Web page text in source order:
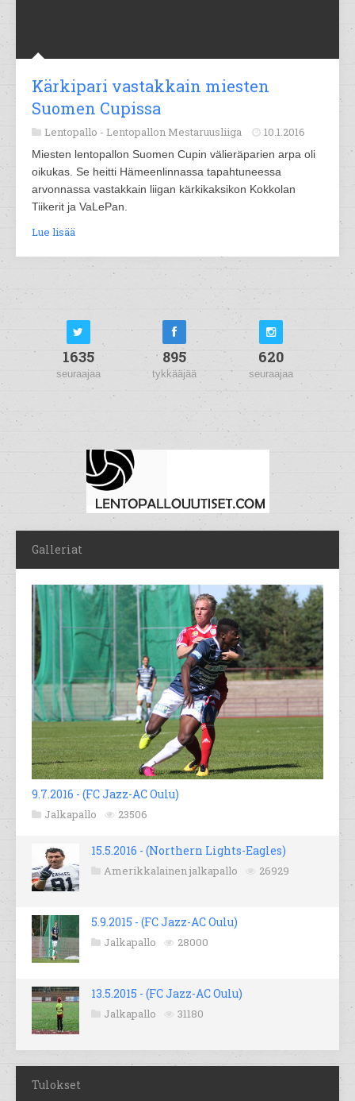
Kärkipari vastakkain miesten
Suomen Cupissa
Lentopallo - Lentopallon Mestaruusliiga 10.1.2016
Miesten lentopallon Suomen Cupin välieräparien arpa oli
oikukas. Se heitti Hämeenlinnassa tapahtuneessa
arvonnassa vastakkain liigan kärkikaksikon Kokkolan
Tiikerit ja VaLePan.
Lue lisää
1635
seuraajaa
895
tykkääjää
620
seuraajaa
Galleriat
9.7.2016 - (FC Jazz-AC Oulu)
Jalkapallo 23506
15.5.2016 - (Northern Lights-Eagles)
Amerikkalainen jalkapallo 26929
5.9.2015 - (FC Jazz-AC Oulu)
Jalkapallo 28000
13.5.2015 - (FC Jazz-AC Oulu)
Jalkapallo 31180
Tulokset